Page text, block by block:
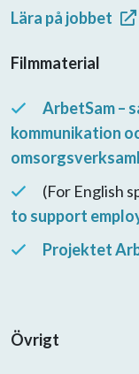
Lära på jobbet
Filmmaterial
ArbetSam –
kommunikation
(For English
to support
Projektet
Övrigt